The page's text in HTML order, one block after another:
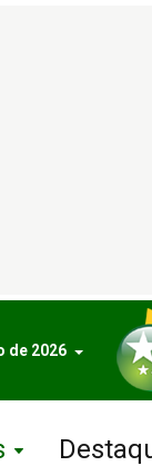
de 2026